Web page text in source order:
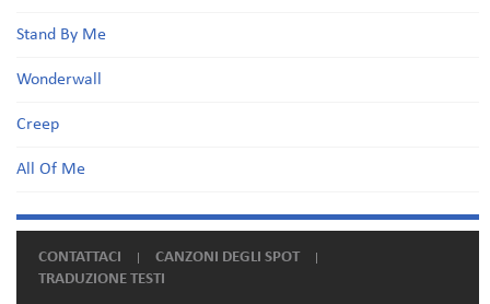
Stand By Me
Wonderwall
Creep
All Of Me
CONTATTACI
CANZONI DEGLI SPOT
TRADUZIONE TESTI